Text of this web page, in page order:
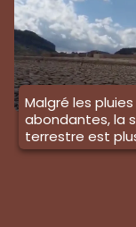
Malgré les
abondantes, la
terrestre est